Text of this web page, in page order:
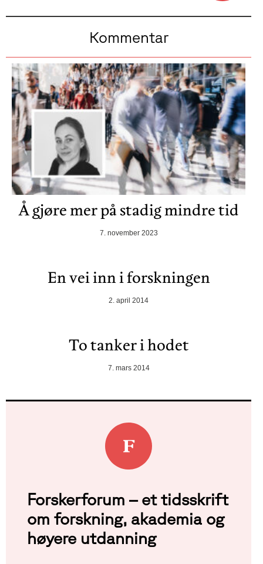
Kommentar
Å gjøre mer på stadig mindre tid
7. november 2023
En vei inn i forskningen
2. april 2014
To tanker i hodet
7. mars 2014
Forskerforum – et tidsskrift
om forskning, akademia og
høyere utdanning